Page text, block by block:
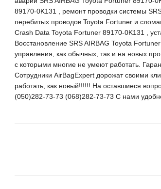
89170-0K131 , ремонт проводки системы
перебитых проводов Toyota Fortuner и
Crash Data Toyota Fortuner 89170-0K131 ,
Восстановление SRS AIRBAG Toyota
управления, как обычных, так и на новых
с которыми многие не умеют работать.
Сотрудники AirBagExpert дорожат своими
работать, как новый!!!!!! На оставшиеся
(050)282-73-73 (068)282-73-73 С нами